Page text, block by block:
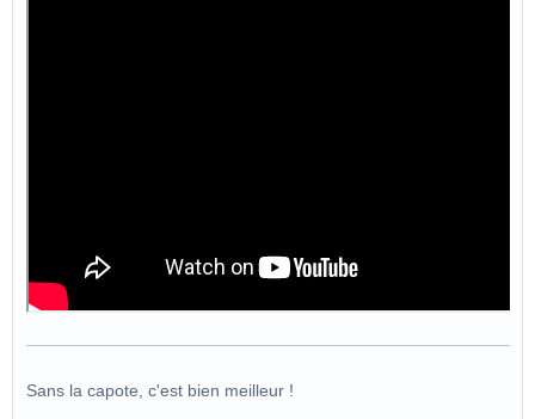
Sans la capote, c'est bien meilleur !